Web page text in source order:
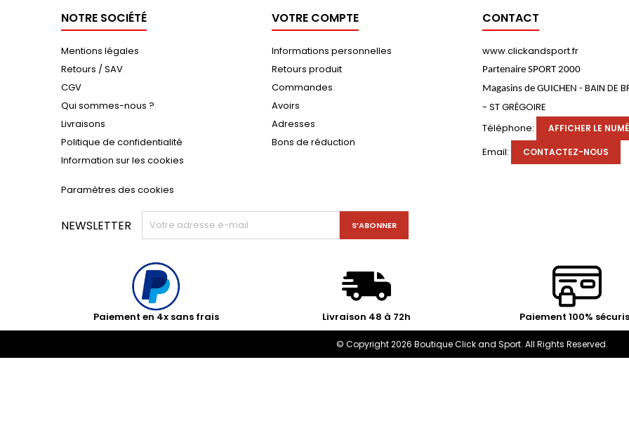
NOTRE SOCIÉTÉ
Mentions légales
Retours / SAV
CGV
Qui sommes-nous ?
Livraisons
Politique de confidentialité
Information sur les cookies
VOTRE COMPTE
Informations personnelles
Retours produit
Commandes
Avoirs
Adresses
Bons de réduction
CONTACT
www.clickandsport.fr
Partenaire SPORT 2000
Magasins de GUICHEN - BAIN DE
- ST GRÉGOIRE
Téléphone:
AFFICHER LE
Email: CONTACTEZ-NOUS
Paramètres des cookies
NEWSLETTER
Paiement en 4x sans frais Livraison 48 à 72h Paiement 100%
© Copyright 2026 Boutique Click and Sport. All Rights Reserved.